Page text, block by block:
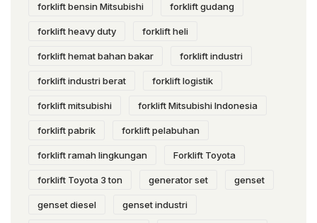
forklift bensin Mitsubishi forklift gudang
forklift heavy duty forklift heli
forklift hemat bahan bakar forklift industri
forklift industri berat forklift logistik
forklift mitsubishi forklift Mitsubishi Indonesia
forklift pabrik forklift pelabuhan
forklift ramah lingkungan Forklift Toyota
forklift Toyota 3 ton generator set genset
genset diesel genset industri